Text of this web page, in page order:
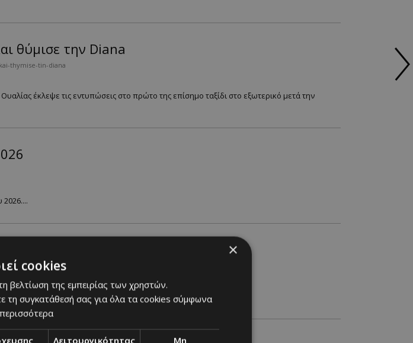
θύμισε την Diana
thymise-tin-diana
έκλεψε τις εντυπώσεις στο πρώτο της επίσημο ταξίδι στο εξωτερικό μετά την
2026....
τον ακρωτηριασμό ×
cookies
βελτίωση της εμπειρίας των χρηστών.
τη συγκατάθεσή σας για όλα τα cookies σύμφωνα
Λειτουργικότητας
Μη